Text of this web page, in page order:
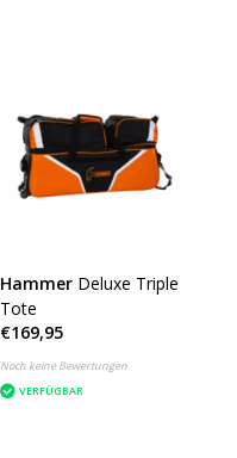
Hammer Deluxe Triple
Tote
€169,95
Noch keine Bewertungen
VERFÜGBAR